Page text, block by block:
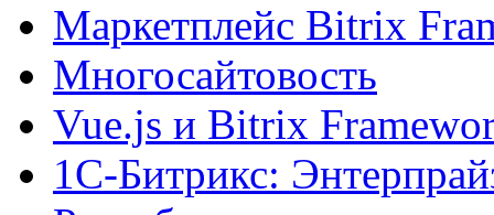
Маркетплейс Bitrix
Многосайтовость
Vue.js и Bitrix
1С-Битрикс: